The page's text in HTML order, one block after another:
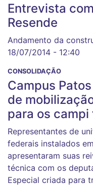
Entrevista
Resende
Andamento da
18/07/2014 - 12:40
CONSOLIDAÇÃO
Campus
de
para os campi
Representantes de
federais instalados
apresentaram suas
técnica com os
Especial criada para